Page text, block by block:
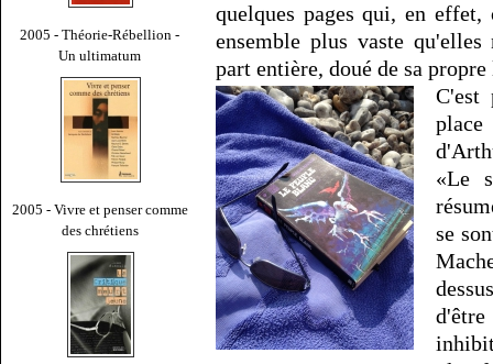
2005 - Théorie-Rébellion -
Un ultimatum
2005 - Vivre et penser comme
des chrétiens
quelques pages qui, en
ensemble plus vaste
part entière, doué de sa
C'est
«Le
se